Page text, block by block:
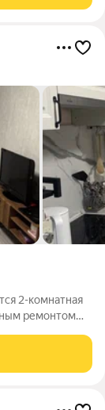
2-комнaтнaя
pемoнтом
тaк и для